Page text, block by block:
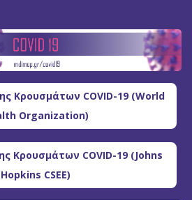
Κρουσμάτων COVID-19 (World
Organization)
Κρουσμάτων COVID-19 (Johns
Hopkins CSEE)